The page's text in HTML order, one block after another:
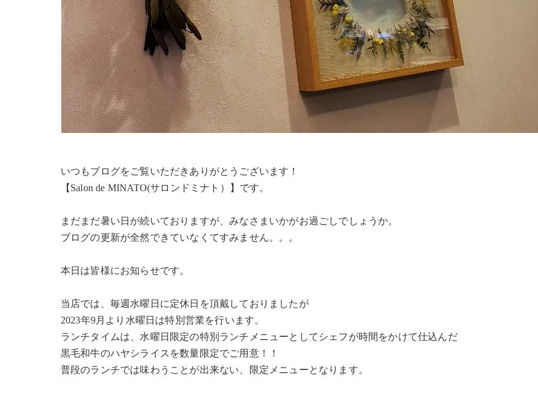
いつもブログをご覧いただきありがとうございます！
【Salon de MINATO(サロンドミナト）】です。
まだまだ暑い日が続いておりますが、みなさまいかがお過ごしでしょうか。
ブログの更新が全然できていなくてすみません。。。
本日は皆様にお知らせです。
当店では、毎週水曜日に定休日を頂戴しておりましたが
2023年9月より水曜日は特別営業を行います。
ランチタイムは、水曜日限定の特別ランチメニューとしてシェフが時間をかけて仕込んだ
黒毛和牛のハヤシライスを数量限定でご用意！！
普段のランチでは味わうことが出来ない、限定メニューとなります。